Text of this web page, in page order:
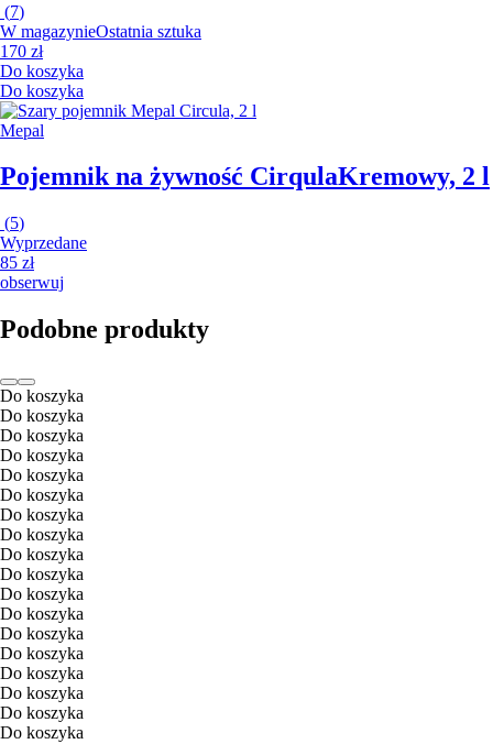
(7)
W magazynieOstatnia sztuka
170 zł
Do koszyka
Do koszyka
Mepal
Pojemnik na żywność CirqulaKremowy, 2 l
(5)
Wyprzedane
85 zł
obserwuj
Podobne produkty
Do koszyka
Do koszyka
Do koszyka
Do koszyka
Do koszyka
Do koszyka
Do koszyka
Do koszyka
Do koszyka
Do koszyka
Do koszyka
Do koszyka
Do koszyka
Do koszyka
Do koszyka
Do koszyka
Do koszyka
Do koszyka